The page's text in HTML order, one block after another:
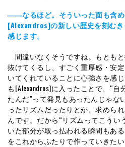
――なるほど。そういった面も含
[Alexandros]の新しい歴史を刻む
感じます。
間違いなくそうですね。もとも
抜けてくるし、すごく重厚感・安
いてくれていることに心強さを感
も[Alexandros]に入ったことで、“
たんだ”って発見もあったんじゃな
ったリズムだったりとか、求めら
んです。だから“リズムってこうい
いた部分が取っ払われる瞬間もあ
をこれからふたりで作っていきたい